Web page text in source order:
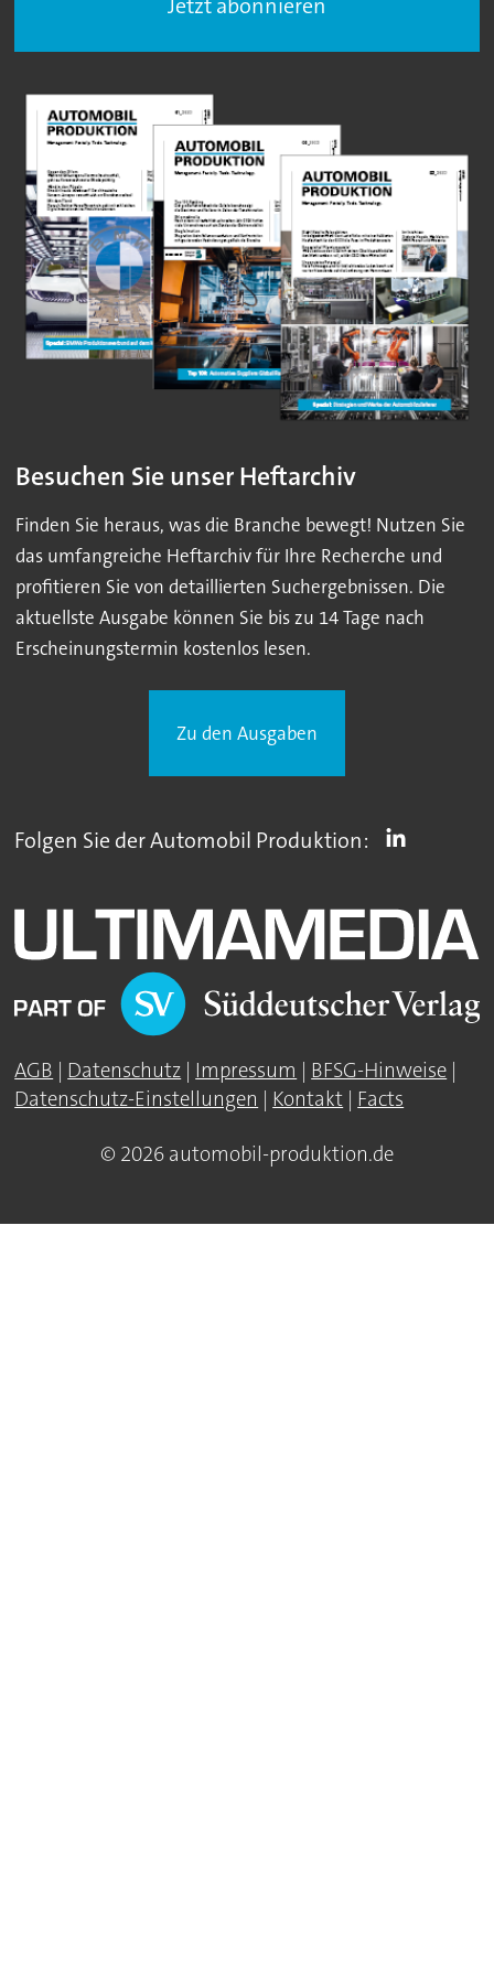
Jetzt abonnieren
Besuchen Sie unser Heftarchiv
Finden Sie heraus, was die Branche bewegt! Nutzen Sie
das umfangreiche Heftarchiv für Ihre Recherche und
profitieren Sie von detaillierten Suchergebnissen. Die
aktuellste Ausgabe können Sie bis zu 14 Tage nach
Erscheinungstermin kostenlos lesen.
Zu den Ausgaben
Folgen Sie der Automobil Produktion:
AGB | Datenschutz | Impressum | BFSG-Hinweise |
Datenschutz-Einstellungen | Kontakt | Facts
© 2026 automobil-produktion.de